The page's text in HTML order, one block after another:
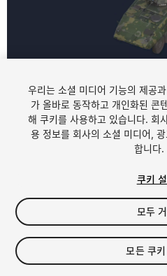
1/4
$7
세금/부가세는 결제 시 반영됩니다.
우리는 소셜 미디어 기능의 제공
가 올바로 동작하고 개인화된 콘
해 쿠키를 사용하고 있습니다. 회
용 정보를 회사의 소셜 미디어,
합니다.
쿠키
모두
모든 쿠